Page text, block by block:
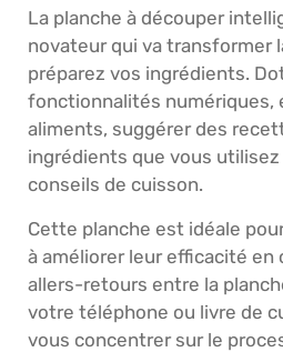
La planche à découper
novateur qui va transformer
préparez vos ingrédients.
fonctionnalités numériques,
aliments, suggérer des
ingrédients que vous
conseils de cuisson.
Cette planche est idéale
à améliorer leur efficacité en
allers-retours entre la
votre téléphone ou livre de
vous concentrer sur le